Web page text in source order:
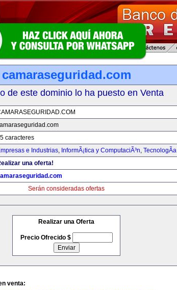
camaraseguridad.com
de este dominio lo ha puesto en Venta
caracteres
e Industrias, InformÃ¡tica y ComputaciÃ³n, TecnologÃ­a
una oferta!
Serán consideradas ofertas
Realizar una Oferta
Precio Ofrecido $
venta: